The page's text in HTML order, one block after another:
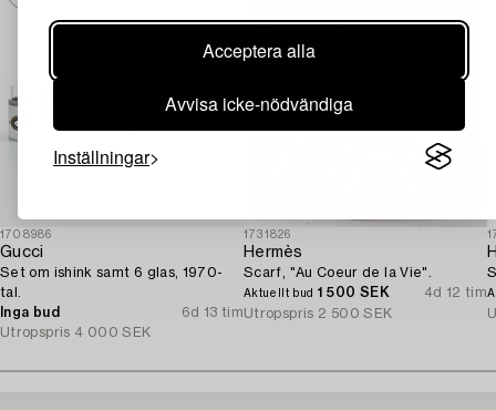
Acceptera alla
Avvisa icke-nödvändiga
Inställningar
1708986
Gucci
Set om ishink samt 6 glas, 1970-
tal.
Inga bud
6d 13 tim
Utropspris 4 000 SEK
1731826
Hermès
Scarf, "Au Coeur de la Vie".
Aktuellt bud 1 500 SEK
4d 12 tim
Utropspris 2 500 SEK